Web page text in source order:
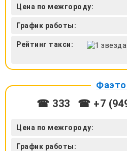
Цена по межгороду:
График работы:
Рейтинг такси:
☎ 333 ☎ +7
Цена по межгороду:
График работы: